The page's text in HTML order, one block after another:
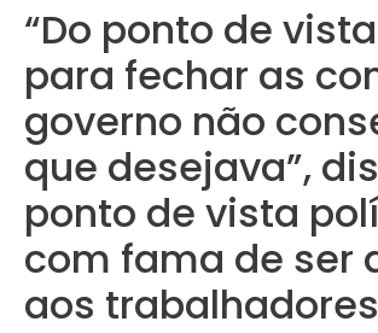
“Do ponto de
para fechar as
governo não
que desejava”,
ponto de vista
com fama de ser
aos trabalhadores